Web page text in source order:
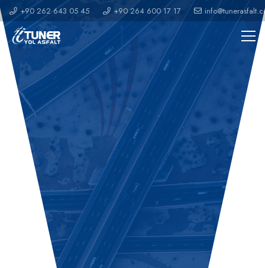
+90 262 643 05 45 +90 264 600 17 17